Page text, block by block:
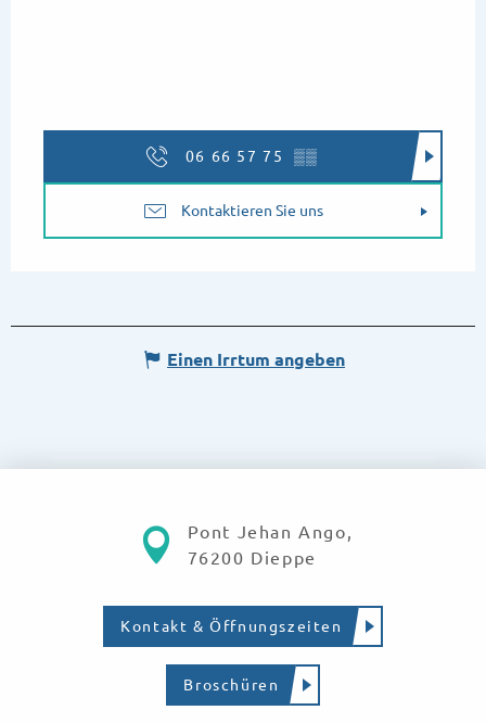
06 66 57 75 ▒▒
Kontaktieren Sie uns
Einen Irrtum angeben
Pont Jehan Ango,
76200 Dieppe
Kontakt & Öffnungszeiten
Broschüren